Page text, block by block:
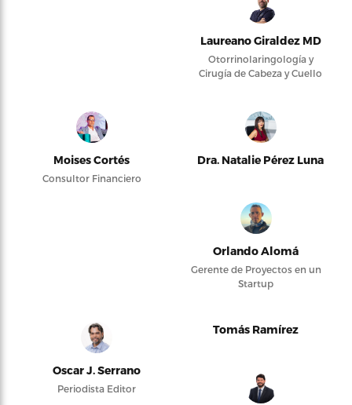
Laureano Giraldez MD
Otorrinolaringología y
Cirugía de Cabeza y Cuello
Moises Cortés
Consultor Financiero
Dra. Natalie Pérez Luna
Orlando Alomá
Gerente de Proyectos en un
Startup
Oscar J. Serrano
Periodista Editor
Tomás Ramírez